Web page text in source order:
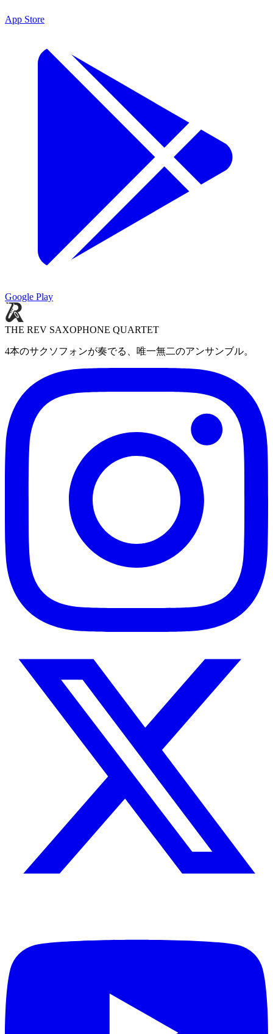
App Store
Google Play
THE REV SAXOPHONE QUARTET
4本のサクソフォンが奏でる、唯一無二のアンサンブル。